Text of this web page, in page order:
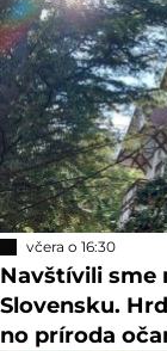
včera o 16:30
Navštívili sme
Slovensku.
no príroda